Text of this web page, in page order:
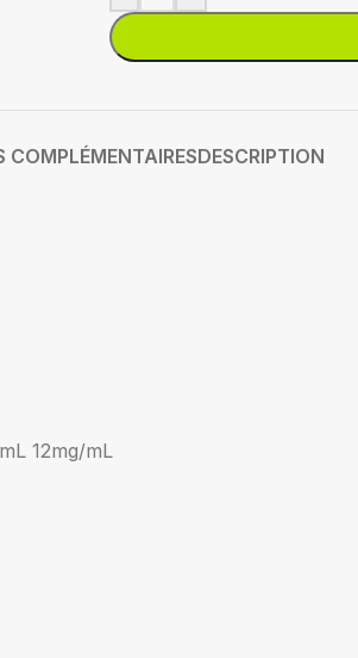
COMPLÉMENTAIRESDESCRIPTION
12mg/mL